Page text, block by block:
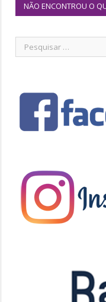
NÃO ENCONTROU O